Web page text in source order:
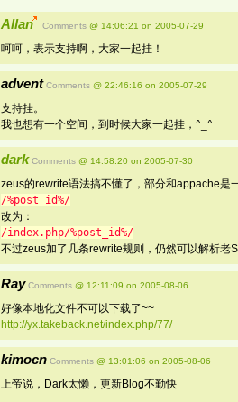
Allan Comments @ 14:06:21 on 2005-07-29
呵呵，表示支持啊，大家一起挂！
advent Comments @ 22:46:16 on 2005-07-29
支持挂。
我也想有一个空间，到时候大家一起挂，^_^
dark Comments @ 14:58:20 on 2005-07-30
zeus的rewrite语法搞不懂了，部分和appache是
/%post_id%/
改为：
/index.php/%post_id%/
不过zeus加了几条rewrite规则，仍然可以解析老
Ray Comments @ 12:11:09 on 2005-08-06
好像本地化文件不可以下载了~~
http://yx.takeback.net/index.php/77/
kimocn Comments @ 13:01:06 on 2005-08-06
上帝说，Dark太懒，更新Blog不勤快